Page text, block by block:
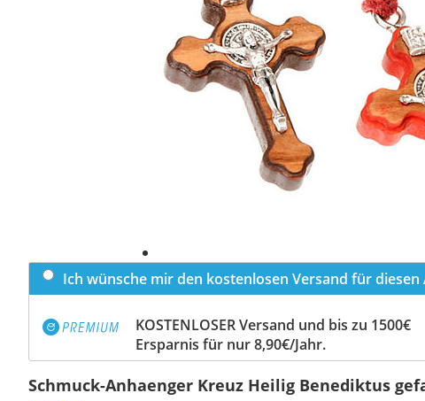
Ich wünsche mir den kostenlosen Versand für diesen
KOSTENLOSER Versand und bis zu 1500€
Ersparnis für nur 8,90€/Jahr.
Schmuck-Anhaenger Kreuz Heilig Benediktus